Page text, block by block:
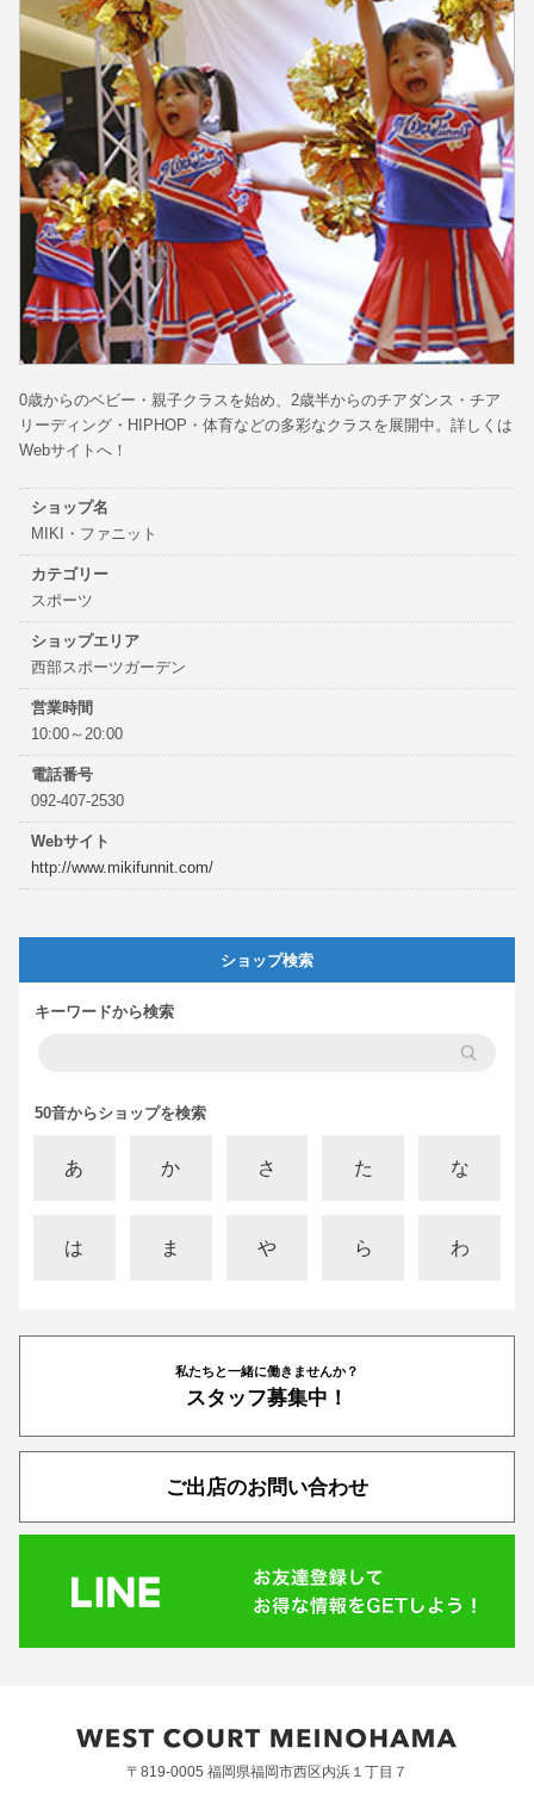
0歳からのベビー・親子クラスを始め、2歳半からのチアダンス・チア
リーディング・HIPHOP・体育などの多彩なクラスを展開中。詳しくは
Webサイトへ！
ショップ名
MIKI・ファニット
カテゴリー
スポーツ
ショップエリア
西部スポーツガーデン
営業時間
10:00～20:00
電話番号
092-407-2530
Webサイト
http://www.mikifunnit.com/
ショップ検索
キーワードから検索
50音からショップを検索
あ か さ た な
は ま や ら わ
私たちと一緒に働きませんか？
スタッフ募集中！
ご出店のお問い合わせ
〒819-0005 福岡県福岡市西区内浜１丁目７